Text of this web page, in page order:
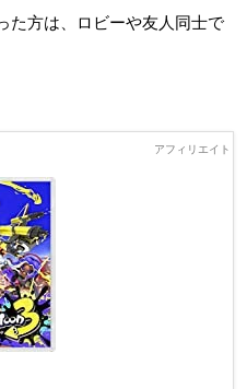
た方は、ロビーや友人同士で